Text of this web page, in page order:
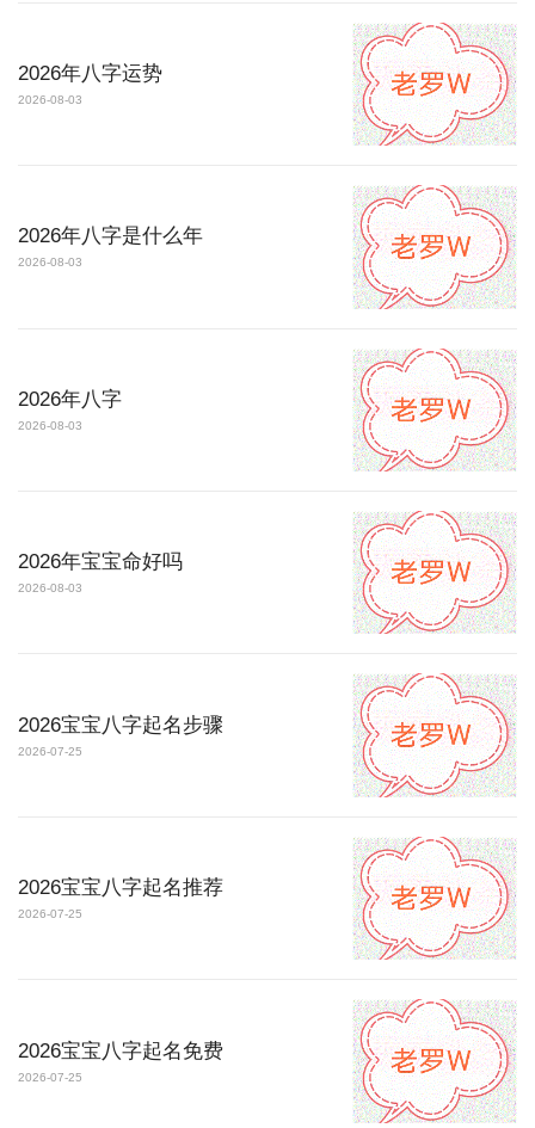
2026年八字运势
2026-08-03
2026年八字是什么年
2026-08-03
2026年八字
2026-08-03
2026年宝宝命好吗
2026-08-03
2026宝宝八字起名步骤
2026-07-25
2026宝宝八字起名推荐
2026-07-25
2026宝宝八字起名免费
2026-07-25